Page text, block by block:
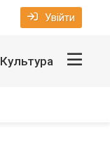
Увійти
Культура